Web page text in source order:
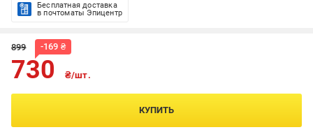
Бесплатная доставка
в почтоматы Эпицентр
899 -169 ₴
730 ₴/шт.
КУПИТЬ